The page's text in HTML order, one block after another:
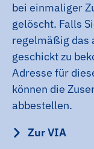
bei einmaliger
gelöscht. Falls
regelmäßig das
geschickt zu
Adresse für
können die
abbestellen.
Zur VIA